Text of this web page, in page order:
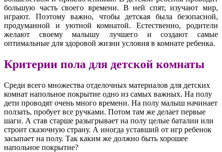
большую часть своего времени. В ней спят, изучают мир,
играют. Поэтому важно, чтобы детская была безопасной,
продуманной и уютной комнатой. Естественно, родители
желают своему малышу лучшего и создают самые
оптимальные для здоровой жизни условия в комнате ребенка.
Критерии пола для детской комнаты
Среди всего множества отделочных материалов для детских
комнат напольное покрытие одно из самых важных. На полу
дети проводят очень много времени. На полу малыш начинает
ползать, пробует все ручками. Потом там же делает первые
шаги. А став старше разыгрывает на полу целые баталии или
строит сказочную страну. А иногда уставший от игр ребенок
засыпает на полу. Так каким же должно быть хорошее
напольное покрытие?